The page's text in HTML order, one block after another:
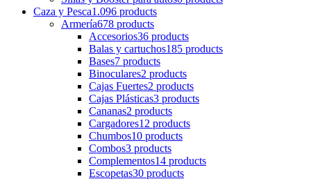
Caza y Pesca1.096 products
Armería678 products
Accesorios36 products
Balas y cartuchos185 products
Bases7 products
Binoculares2 products
Cajas Fuertes2 products
Cajas Plásticas3 products
Cananas2 products
Cargadores12 products
Chumbos10 products
Combos3 products
Complementos14 products
Escopetas30 products